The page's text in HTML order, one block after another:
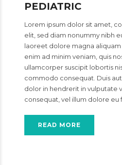
PEDIATRIC
Lorem ipsum dolor sit amet,
elit, sed diam nonummy nibh
laoreet dolore magna
enim ad minim veniam, quis
ullamcorper suscipit lobortis
commodo consequat. Duis
dolor in hendrerit in vulputate
consequat, vel illum dolore eu
READ MORE